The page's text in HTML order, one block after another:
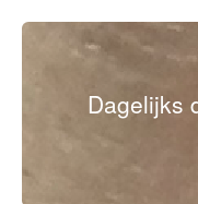
Dagelijks